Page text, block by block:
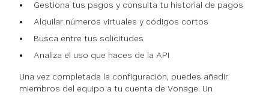
Gestiona tus pagos y consulta tu historial de pagos
Alquilar números virtuales y códigos cortos
Busca entre tus solicitudes
Analiza el uso que haces de la API
Una vez completada la configuración, puedes añadir
miembros del equipo a tu cuenta de Vonage. Un